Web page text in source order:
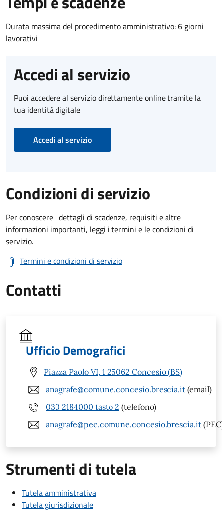
Durata massima del procedimento amministrativo: 6 giorni
lavorativi
Accedi al servizio
Puoi accedere al servizio direttamente online tramite la
tua identità digitale
Accedi al servizio
Condizioni di servizio
Per conoscere i dettagli di scadenze, requisiti e altre
informazioni importanti, leggi i termini e le condizioni di
servizio.
Termini e condizioni di servizio
Contatti
Ufficio Demografici
Piazza Paolo VI, 1 25062 Concesio (BS)
anagrafe@comune.concesio.brescia.it (email)
030 2184000 tasto 2 (telefono)
anagrafe@pec.comune.concesio.brescia.it
Strumenti di tutela
Tutela amministrativa
Tutela giurisdizionale